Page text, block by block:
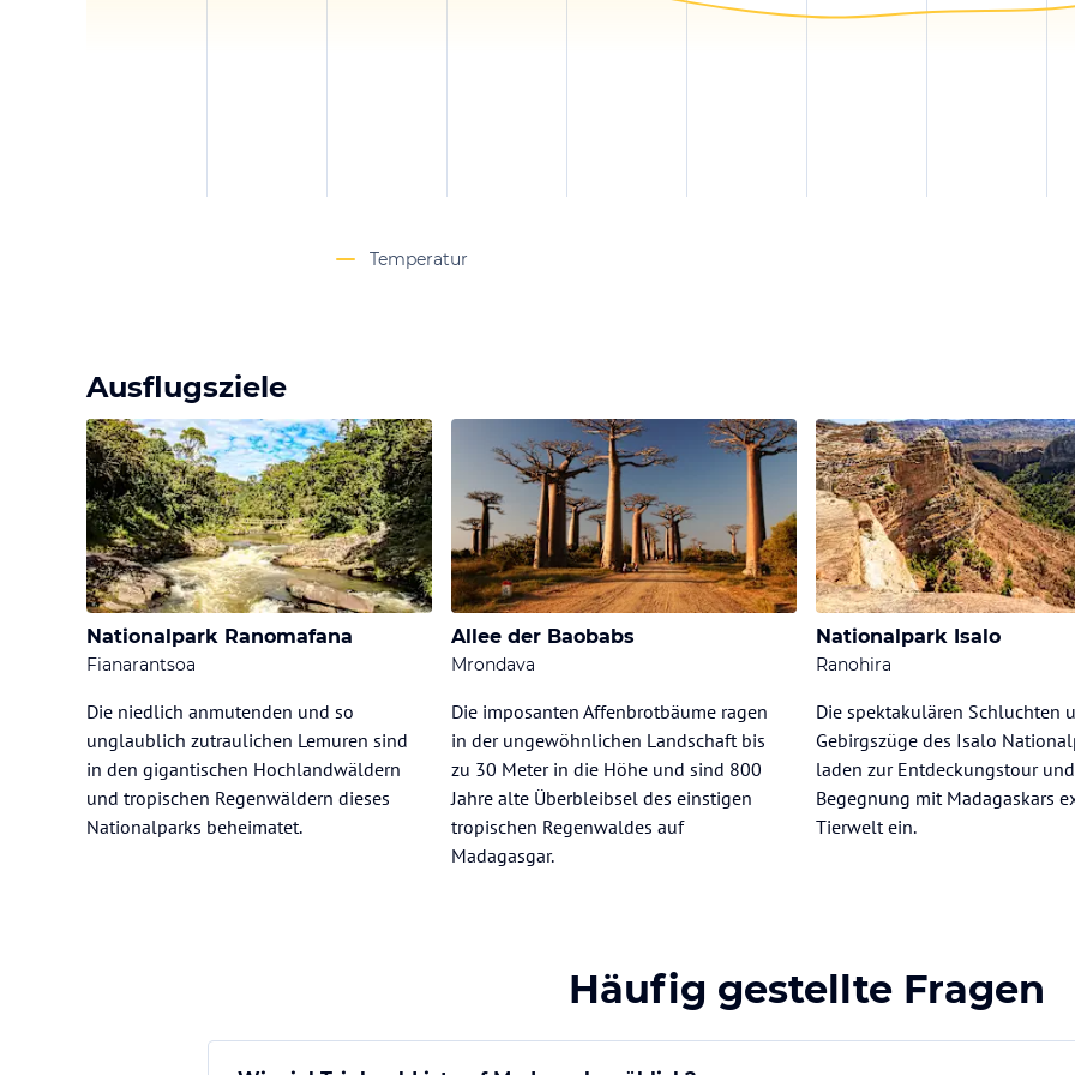
Temperatur
Ausflugsziele
Nationalpark Ranomafana
Fianarantsoa
Die niedlich anmutenden und so
unglaublich zutraulichen Lemuren sind
in den gigantischen Hochlandwäldern
und tropischen Regenwäldern dieses
Nationalparks beheimatet.
Allee der Baobabs
Mrondava
Die imposanten Affenbrotbäume ragen
in der ungewöhnlichen Landschaft bis
zu 30 Meter in die Höhe und sind 800
Jahre alte Überbleibsel des einstigen
tropischen Regenwaldes auf
Madagasgar.
Nationalpark Isalo
Ranohira
Die spektakulären Schluchten
Gebirgszüge des Isalo
laden zur Entdeckungstour
Begegnung mit Madagaskars
Tierwelt ein.
Häufig gestellte Fragen